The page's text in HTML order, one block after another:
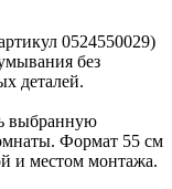
0524550029)
без
деталей.
выбранную
Формат 55 см
и местом монтажа.